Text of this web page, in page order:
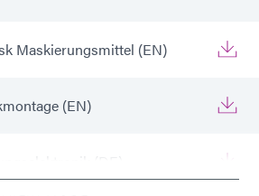
Maskierungsmittel (EN)
(EN)